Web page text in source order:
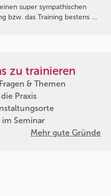
super sympathischen
bzw. das Training bestens …
zu trainieren
& Themen
Praxis
im Seminar
Mehr gute Gründe